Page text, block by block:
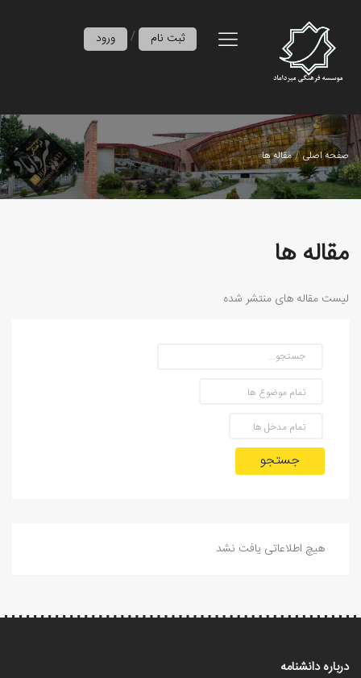
ورود / ثبت نام
صفحه اصلی مقاله ها
مقاله ها
لیست مقاله های منتشر شده
جستجو
هیچ اطلاعاتی یافت نشد
درباره دانشنامه